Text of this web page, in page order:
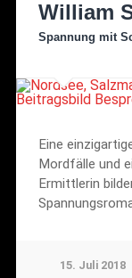
William
Spannung mit
Eine
Mordfälle und
Ermittlerin
15. Juli 2018